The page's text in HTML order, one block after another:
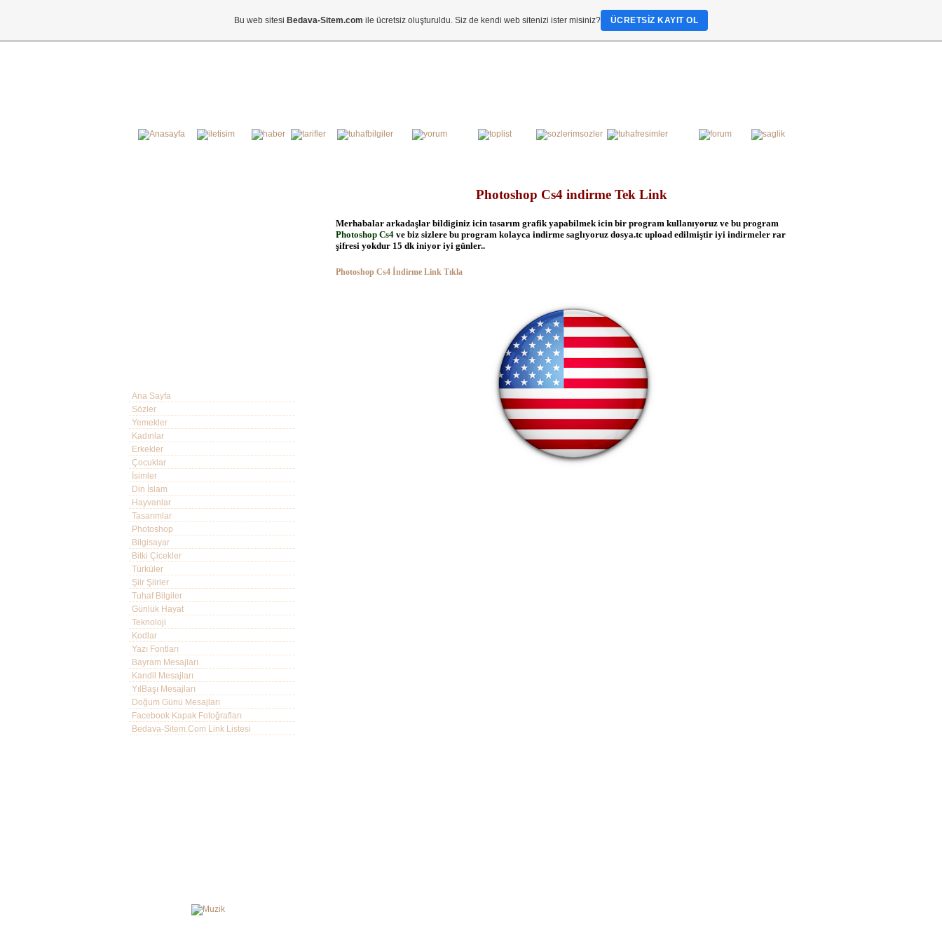
Ana Sayfa
Sözler
Yemekler
Kadınlar
Erkekler
Çocuklar
İsimler
Din İslam
Hayvanlar
Tasarımlar
Photoshop
Bilgisayar
Bitki Çicekler
Türküler
Şiir Şiirler
Tuhaf Bilgiler
Günlük Hayat
Teknoloji
Kodlar
Yazı Fontları
Bayram Mesajları
Kandil Mesajları
YılBaşı Mesajları
Doğum Günü Mesajları
Facebook Kapak Fotoğrafları
Bedava-Sitem.Com Link Listesi
Photoshop Cs4 indirme Tek Link
Merhabalar arkadaşlar bildiginiz icin tasarım grafik yapabilmek icin bir program kullanıyoruz ve bu program
Photoshop Cs4 ve biz sizlere bu program kolayca indirme saglıyoruz dosya.tc upload edilmiştir iyi indirmeler rar
şifresi yokdur 15 dk iniyor iyi günler..
Photoshop Cs4 İndirme Link Tıkla
Bu web sitesi Bedava-Sitem.com ile ücretsiz oluşturuldu. Siz de kendi web sitenizi ister misiniz? ÜCRETSIZ KAYIT OL